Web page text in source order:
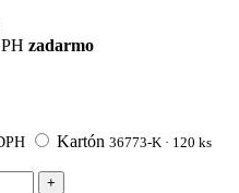
zadarmo
Kartón 36773-K · 120 ks
+